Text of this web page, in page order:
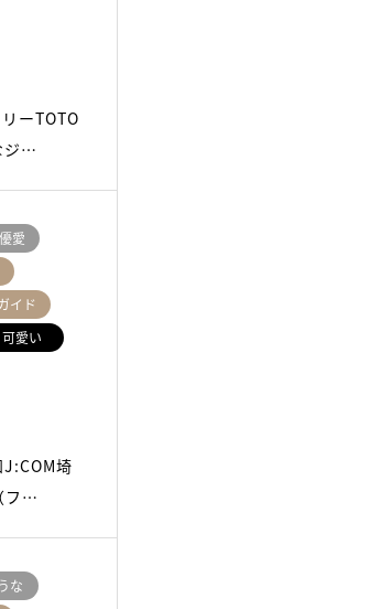
ーTOTO
ジ…
愛
イド
可愛い
埼
フ…
な